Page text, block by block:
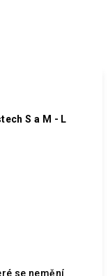
S a M - L
se nemění